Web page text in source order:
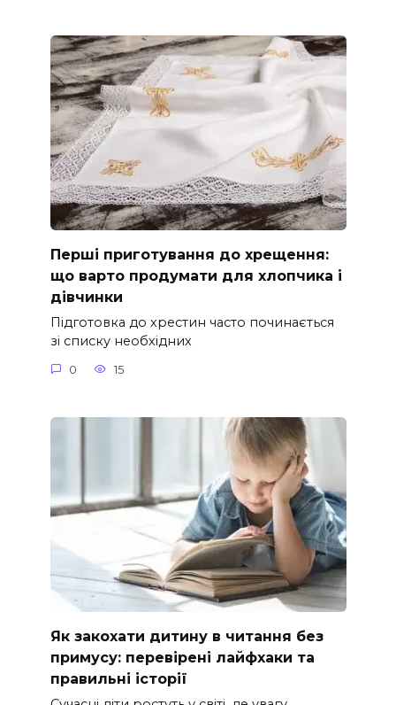
Перші приготування до хрещення:
що варто продумати для хлопчика і
дівчинки
Підготовка до хрестин часто починається
зі списку необхідних
0 15
Як закохати дитину в читання без
примусу: перевірені лайфхаки та
правильні історії